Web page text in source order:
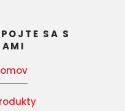
SA S